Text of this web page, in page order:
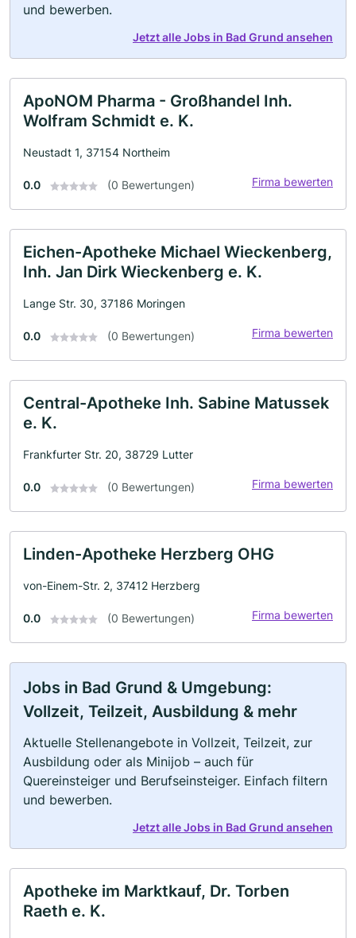
und bewerben.
Jetzt alle Jobs in Bad Grund ansehen
ApoNOM Pharma - Großhandel Inh.
Wolfram Schmidt e. K.
Neustadt 1, 37154 Northeim
0.0 (0 Bewertungen) Firma bewerten
Eichen-Apotheke Michael Wieckenberg,
Inh. Jan Dirk Wieckenberg e. K.
Lange Str. 30, 37186 Moringen
0.0 (0 Bewertungen) Firma bewerten
Central-Apotheke Inh. Sabine Matussek
e. K.
Frankfurter Str. 20, 38729 Lutter
0.0 (0 Bewertungen) Firma bewerten
Linden-Apotheke Herzberg OHG
von-Einem-Str. 2, 37412 Herzberg
0.0 (0 Bewertungen) Firma bewerten
Jobs in Bad Grund & Umgebung:
Vollzeit, Teilzeit, Ausbildung & mehr
Aktuelle Stellenangebote in Vollzeit, Teilzeit, zur
Ausbildung oder als Minijob – auch für
Quereinsteiger und Berufseinsteiger. Einfach filtern
und bewerben.
Jetzt alle Jobs in Bad Grund ansehen
Apotheke im Marktkauf, Dr. Torben
Raeth e. K.